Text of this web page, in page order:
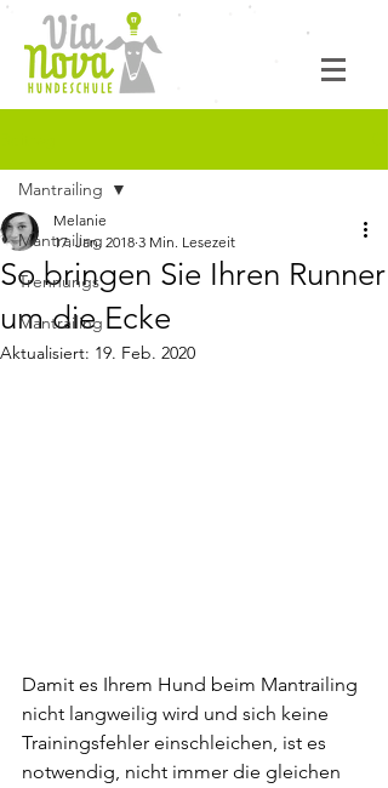
Mantrailing
Trennungs
Mantrailing
Mantrailing
So bringen Sie Ihren Runner
um die Ecke
Melanie
17. Jan. 2018 3 Min. Lesezeit
Aktualisiert: 19. Feb. 2020
Damit es Ihrem Hund beim Mantrailing
nicht langweilig wird und sich keine
Trainingsfehler einschleichen, ist es
notwendig, nicht immer die gleichen